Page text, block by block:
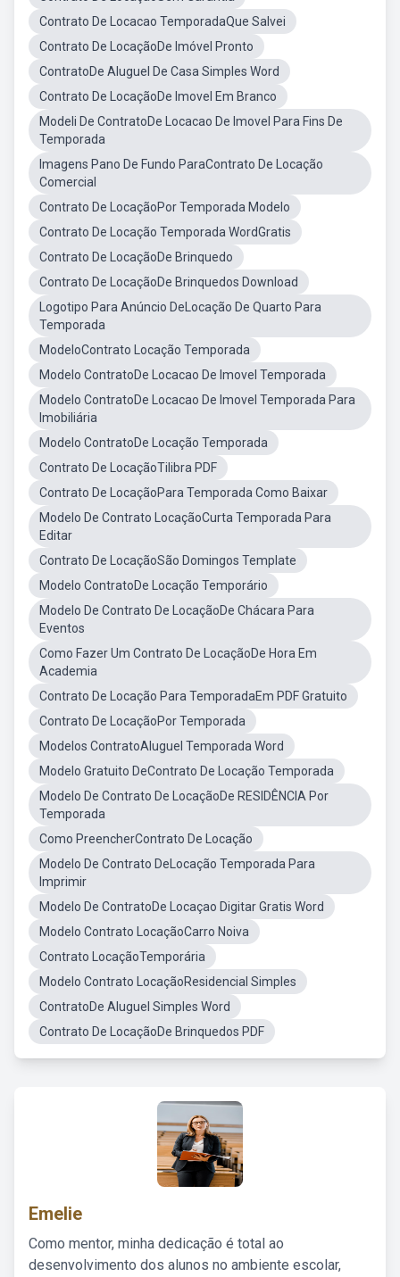
Contrato De Locacao TemporadaQue Salvei
Contrato De LocaçãoDe Imóvel Pronto
ContratoDe Aluguel De Casa Simples Word
Contrato De LocaçãoDe Imovel Em Branco
Modeli De ContratoDe Locacao De Imovel Para Fins De
Temporada
Imagens Pano De Fundo ParaContrato De Locação
Comercial
Contrato De LocaçãoPor Temporada Modelo
Contrato De Locação Temporada WordGratis
Contrato De LocaçãoDe Brinquedo
Contrato De LocaçãoDe Brinquedos Download
Logotipo Para Anúncio DeLocação De Quarto Para
Temporada
ModeloContrato Locação Temporada
Modelo ContratoDe Locacao De Imovel Temporada
Modelo ContratoDe Locacao De Imovel Temporada Para
Imobiliária
Modelo ContratoDe Locação Temporada
Contrato De LocaçãoTilibra PDF
Contrato De LocaçãoPara Temporada Como Baixar
Modelo De Contrato LocaçãoCurta Temporada Para
Editar
Contrato De LocaçãoSão Domingos Template
Modelo ContratoDe Locação Temporário
Modelo De Contrato De LocaçãoDe Chácara Para
Eventos
Como Fazer Um Contrato De LocaçãoDe Hora Em
Academia
Contrato De Locação Para TemporadaEm PDF Gratuito
Contrato De LocaçãoPor Temporada
Modelos ContratoAluguel Temporada Word
Modelo Gratuito DeContrato De Locação Temporada
Modelo De Contrato De LocaçãoDe RESIDÊNCIA Por
Temporada
Como PreencherContrato De Locação
Modelo De Contrato DeLocação Temporada Para
Imprimir
Modelo De ContratoDe Locaçao Digitar Gratis Word
Modelo Contrato LocaçãoCarro Noiva
Contrato LocaçãoTemporária
Modelo Contrato LocaçãoResidencial Simples
ContratoDe Aluguel Simples Word
Contrato De LocaçãoDe Brinquedos PDF
Emelie
Como mentor, minha dedicação é total ao
desenvolvimento dos alunos no ambiente escolar,